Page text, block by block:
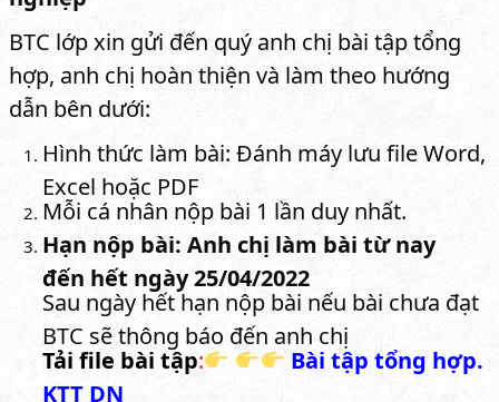
BTC lớp xin gửi đến quý anh chị bài tập tổng
hợp, anh chị hoàn thiện và làm theo hướng
dẫn bên dưới:
Hình thức làm bài: Đánh máy lưu file Word,
Excel hoặc PDF
Mỗi cá nhân nộp bài 1 lần duy nhất.
Hạn nộp bài: Anh chị làm bài từ nay
đến hết ngày 25/04/2022
Sau ngày hết hạn nộp bài nếu bài chưa đạt
BTC sẽ thông báo đến anh chị
Tải file bài tập: Bài tập tổng hợp.
KTT DN